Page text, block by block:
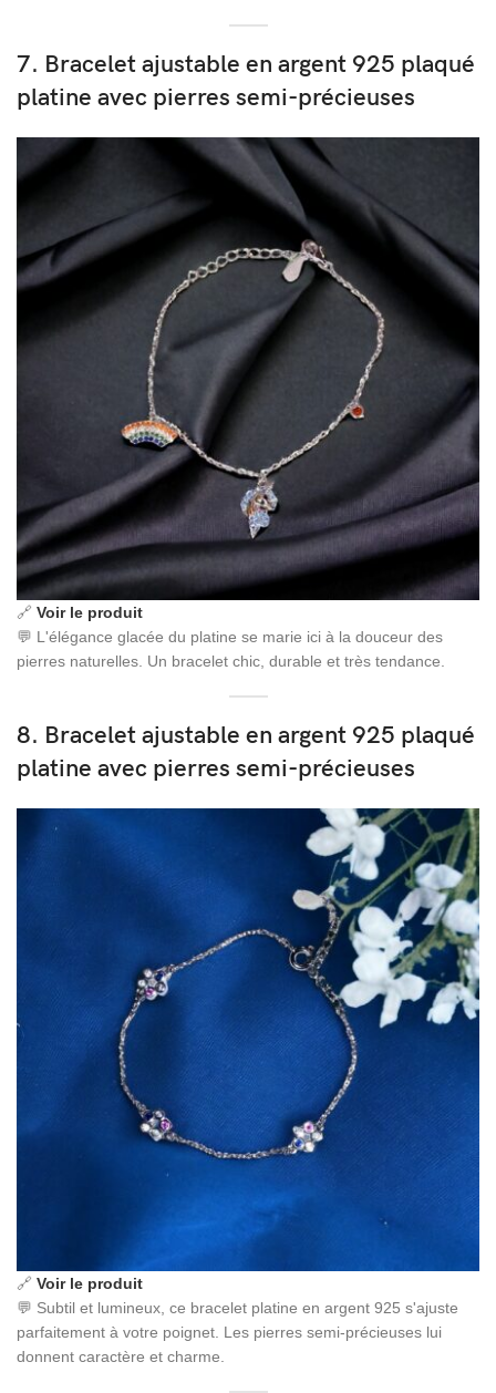
7. Bracelet ajustable en argent 925 plaqué
platine avec pierres semi-précieuses
🔗 Voir le produit
💬 L'élégance glacée du platine se marie ici à la douceur des
pierres naturelles. Un bracelet chic, durable et très tendance.
8. Bracelet ajustable en argent 925 plaqué
platine avec pierres semi-précieuses
🔗 Voir le produit
💬 Subtil et lumineux, ce bracelet platine en argent 925 s'ajuste
parfaitement à votre poignet. Les pierres semi-précieuses lui
donnent caractère et charme.